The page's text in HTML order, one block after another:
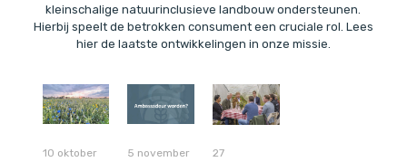
kleinschalige natuurinclusieve landbouw ondersteunen.
Hierbij speelt de betrokken consument een cruciale rol. Lees
hier de laatste ontwikkelingen in onze missie.
10 oktober
5 november
27